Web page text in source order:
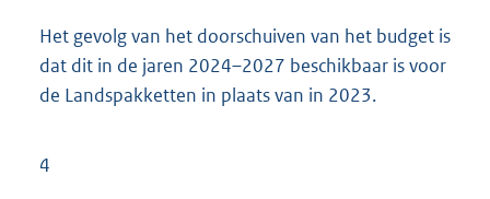
Het gevolg van het doorschuiven van het budget is
dat dit in de jaren 2024–2027 beschikbaar is voor
de Landspakketten in plaats van in 2023.
4